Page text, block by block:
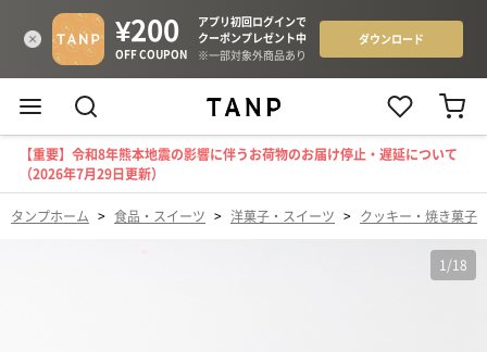
【重要】令和8年熊本地震の影響に伴うお荷物のお届け停止・遅延について
（2026年7月29日更新）
タンプホーム > 食品・スイーツ > 洋菓子・スイーツ > クッキー・焼き菓子
1 /18